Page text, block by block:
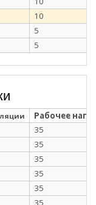
10
5
5
Рабочее
35
35
35
35
35
35